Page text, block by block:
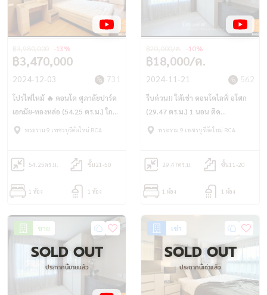
฿3,470,000
-13%
2024-12-03 731
โปรไฟไหม้ 🔥 คอนโด ศุภาลัยปาร์ค
เอกมัย-ทองหล่อ (54.25 ตร.ม.) ใกล้
BTS เอกมัย และ Airport Link
พระราม 9 เพชรบุรีตัดใหม่ RCA
54.25ตร.ม. ชั้น21-50
1 ห้อง 1 ห้อง
฿18,000/ด.
-10%
2024-11-21 562
รีบด่วน!! ให้เช่า คอนโดไลฟ์ อโศก
(29.47 ตร.ม.) 1 นอน ติด
MRTเพชรบุรี APRL มักกะสัน
พระราม 9 เพชรบุรีตัดใหม่ RCA
29.47ตร.ม. ชั้น11-20
1 ห้อง 1 ห้อง
ขาย
SOLD OUT
ประกาศนี้ขายแล้ว
เช่า
SOLD OUT
ประกาศนี้เช่าแล้ว